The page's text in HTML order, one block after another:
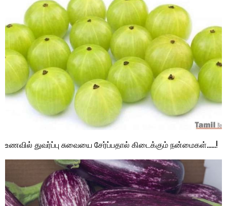
உணவில் துவர்ப்பு சுவையை சேர்ப்பதால் கிடைக்கும் நன்மைகள்……!